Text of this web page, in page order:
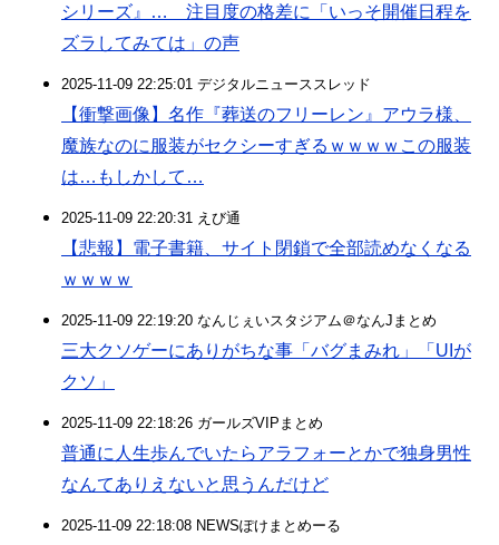
シリーズ』… 注目度の格差に「いっそ開催日程を
ズラしてみては」の声
2025-11-09 22:25:01 デジタルニューススレッド
【衝撃画像】名作『葬送のフリーレン』アウラ様、
魔族なのに服装がセクシーすぎるｗｗｗｗこの服装
は…もしかして…
2025-11-09 22:20:31 えび通
【悲報】電子書籍、サイト閉鎖で全部読めなくなる
ｗｗｗｗ
2025-11-09 22:19:20 なんじぇいスタジアム＠なんJまとめ
三大クソゲーにありがちな事「バグまみれ」「UIが
クソ」
2025-11-09 22:18:26 ガールズVIPまとめ
普通に人生歩んでいたらアラフォーとかで独身男性
なんてありえないと思うんだけど
2025-11-09 22:18:08 NEWSぽけまとめーる